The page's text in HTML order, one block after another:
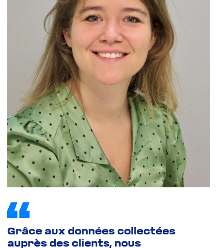
Grâce aux données collectées
auprès des clients, nous
Abonnez-vous à
Courant Positif
Abonnez-vous à
Courant Positif
Mag : La France
électrique
le formulaire ci-dessous :